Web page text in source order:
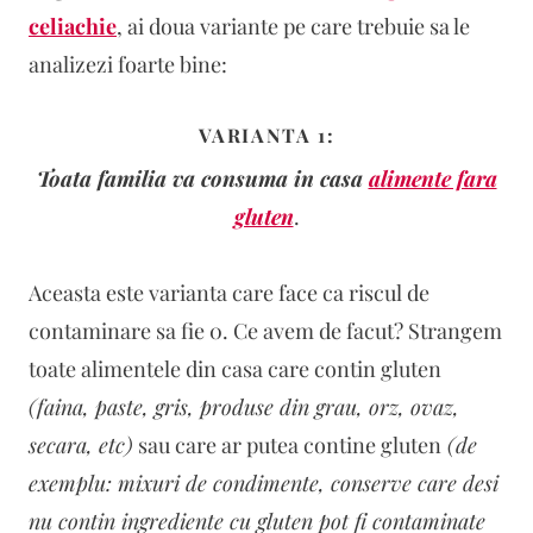
celiachie, ai doua variante pe care trebuie sa le
analizezi foarte bine:
VARIANTA 1:
Toata familia va consuma in casa alimente fara
gluten.
Aceasta este varianta care face ca riscul de
contaminare sa fie 0. Ce avem de facut? Strangem
toate alimentele din casa care contin gluten
(faina, paste, gris, produse din grau, orz, ovaz,
secara, etc) sau care ar putea contine gluten (de
exemplu: mixuri de condimente, conserve care desi
nu contin ingrediente cu gluten pot fi contaminate